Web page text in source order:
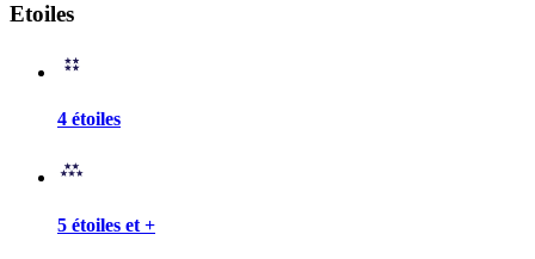
Etoiles
4 étoiles
5 étoiles et +